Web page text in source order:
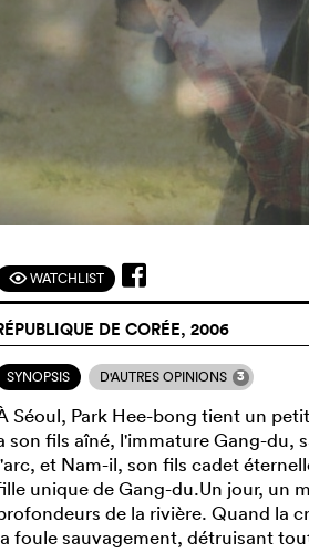
FWATCHLIST
DE CORÉE, 2006
SYNOPSIS D'AUTRES OPINIONS 3
Séoul, Park Hee-bong tient un
son fils aîné, l'immature Gang-du,
et Nam-il, son fils cadet
unique de Gang-du.Un jour, un
de la rivière. Quand la
foule sauvagement, détruisant